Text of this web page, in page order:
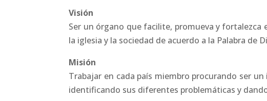
Visión
Ser un órgano que facilite, promueva y
la iglesia y la sociedad de acuerdo a la Palabra de
Misión
Trabajar en cada país miembro procurando ser
identificando sus diferentes problemáticas y